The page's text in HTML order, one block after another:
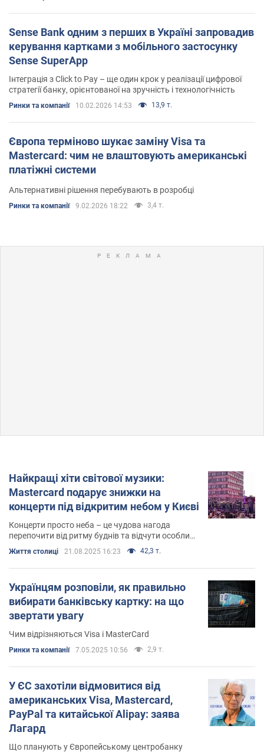
Sense Bank одним з перших в Україні запровадив
керування картками з мобільного застосунку
Sense SuperApp
Інтеграція з Click to Pay – ще один крок у реалізації цифрової
стратегії банку, орієнтованої на зручність і технологічність
Ринки та компанії 10.02.2026 14:53 13,9 т.
Європа терміново шукає заміну Visa та
Mastercard: чим не влаштовують американські
платіжні системи
Альтернативні рішення перебувають в розробці
Ринки та компанії 9.02.2026 18:22 3,4 т.
Найкращі хіти світової музики:
Mastercard подарує знижки на
концерти під відкритим небом у Києві
Концерти просто неба – це чудова нагода
перепочити від ритму буднів та відчути особливі
моменти натхнення
Життя столиці 21.08.2025 16:23 42,3 т.
Українцям розповіли, як правильно
вибирати банківську картку: на що
звертати увагу
Чим відрізняються Visa і MasterCard
Ринки та компанії 7.05.2025 10:56 2,9 т.
У ЄС захотіли відмовитися від
американських Visa, Mastercard,
PayPal та китайської Alipay: заява
Лагард
Що планують у Європейському центробанку